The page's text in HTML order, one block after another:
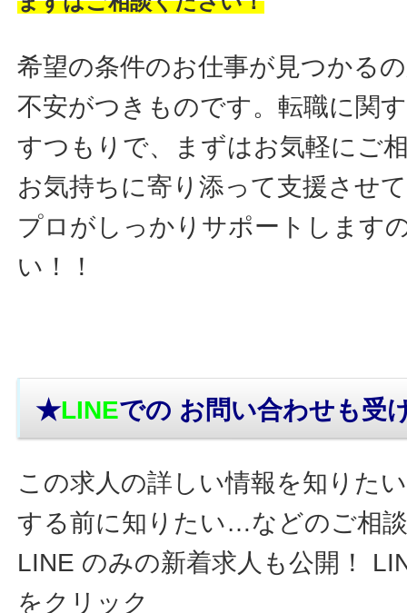
希望の条件のお仕事が見つかる
不安がつきものです。転職に関
すつもりで、まずはお気軽にご
お気持ちに寄り添って支援させ
プロがしっかりサポートします
い！！
★LINEでの お問い合わせも受
この求人の詳しい情報を知りた
する前に知りたい…などのご相
LINE のみの新着求人も公開！
をクリック